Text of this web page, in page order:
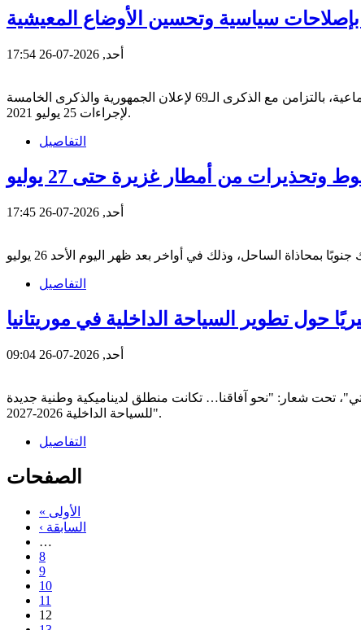
سياسية وتحسين الأوضاع المعيشية
أحد, 2026-07-26 17:54
نظم ساسة ونشطاء ومواطنون، مسيرة احتجاجية في العاصمة التونسية للمطالبة بإصلاحات سياسية وتحسين الأوضاع الاقتصادية والاجتماعية، بالتزامن مع الذكرى الـ69 لإعلان الجمهورية والذكرى الخامسة
لإجراءات 25 يوليو 2021.
التفاصيل
من أمطار غزيرة حتى 27 يوليو
أحد, 2026-07-26 17:45
التفاصيل
حول تطوير السياحة الداخلية في موريتانيا
أحد, 2026-07-26 09:04
تحت شعار: "نحو آفاقنا… تكانت منطلق لديناميكية وطنية جديدة
للسياحة الداخلية 2026-2027".
التفاصيل
الصفحات
« الأولى
‹ السابقة
…
8
9
10
11
12